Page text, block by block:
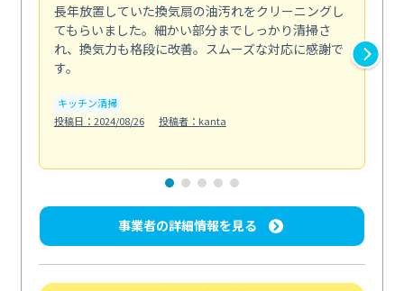
長年放置していた換気扇の油汚れをクリーニングし
てもらいました。細かい部分までしっかり清掃さ
れ、換気力も格段に改善。スムーズな対応に感謝で
す。
キッチン清掃
投稿日：2024/08/26
投稿者：kanta
事業者の詳細情報を見る